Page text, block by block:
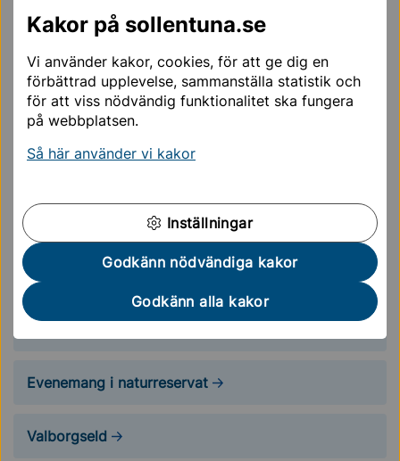
Kakor på sollentuna.se
Vi använder kakor, cookies, för att ge dig en
förbättrad upplevelse, sammanställa statistik och
för att viss nödvändig funktionalitet ska fungera
på webbplatsen.
Så här använder vi kakor
Inställningar
Godkänn nödvändiga kakor
Godkänn alla kakor
faktureringsadress.
För vissa typer av upplåtelser finns det särskilda
riktlinjer och krav. Det gäller exempel kring utformning,
säkerhet och tillgänglighet. Dubbelkolla alltid mot
dessa riktlinjer innan du skickar in din ansökan.
Träd och växtlighet vid arbete
Affischering
Evenemang i naturreservat
Valborgseld